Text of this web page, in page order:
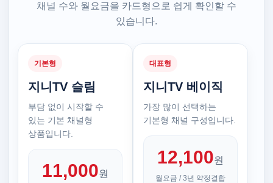
채널 수와 월요금을 카드형으로 쉽게 확인할 수
있습니다.
기본형
지니TV 슬림
부담 없이 시작할 수
있는 기본 채널형
상품입니다.
11,000원
대표형
지니TV 베이직
가장 많이 선택하는
기본형 채널 구성입니다.
12,100원
월요금 / 3년 약정결합